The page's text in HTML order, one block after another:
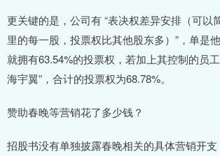
更关键的是，公司有 “表决权差异安排（可以
里的每一股，投票权比其他股东多）”，单是
就拥有63.54%的投票权，若加上其控制的员
海宇翼”，合计的投票权为68.78%。
赞助春晚等营销花了多少钱？
招股书没有单独披露春晚相关的具体营销开